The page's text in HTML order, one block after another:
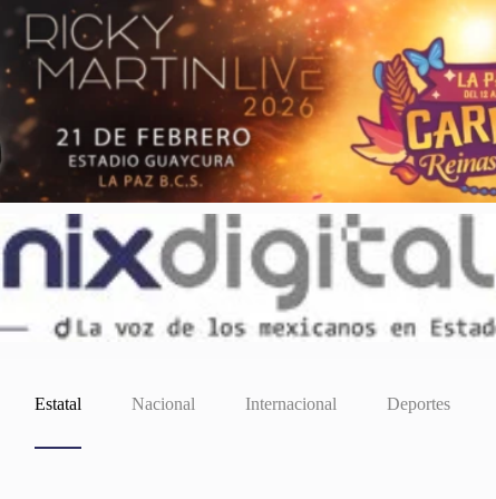
Estatal Nacional Internacional Deportes